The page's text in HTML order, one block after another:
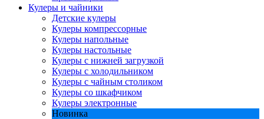
Кулеры и чайники
Детские кулеры
Кулеры компрессорные
Кулеры напольные
Кулеры настольные
Кулеры с нижней загрузкой
Кулеры с холодильником
Кулеры с чайным столиком
Кулеры со шкафчиком
Кулеры электронные
Новинка